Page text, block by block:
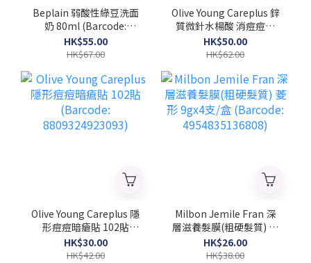
Beplain 弱酸性綠豆洗面
奶 80ml (Barcode:
8809623940050)
HK$55.00
HK$67.00
Olive Young Careplus 鋅
質微針水楊酸 消痘痘暗
瘡貼 12pcs (Barcode:
8809324923031)
HK$50.00
HK$62.00
Olive Young Careplus 隱
形痘痘暗瘡貼 102貼
(Barcode:
8809324923093)
HK$30.00
HK$42.00
Milbon Jemile Fran 深
層滋養髮膜(粗硬髮質) 菱
形 9gx4支/盒 (Barcode:
4954835136808)
HK$26.00
HK$38.00